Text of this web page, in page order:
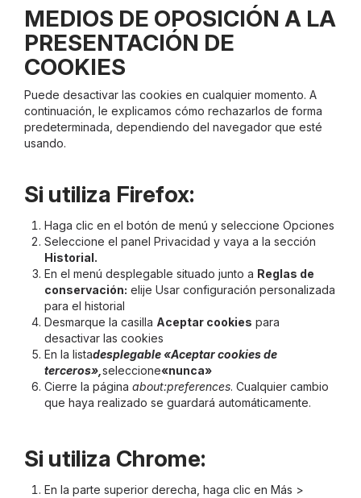
MEDIOS DE OPOSICIÓN A LA
PRESENTACIÓN DE
COOKIES
Puede desactivar las cookies en cualquier momento. A
continuación, le explicamos cómo rechazarlos de forma
predeterminada, dependiendo del navegador que esté
usando.
Si utiliza Firefox:
Haga clic en el botón de menú y seleccione Opciones
Seleccione el panel Privacidad y vaya a la sección
Historial.
En el menú desplegable situado junto a Reglas de
conservación: elije Usar configuración personalizada
para el historial
Desmarque la casilla Aceptar cookies para
desactivar las cookies
En la listadesplegable «Aceptar cookies de
terceros», seleccione«nunca»
Cierre la página about:preferences. Cualquier cambio
que haya realizado se guardará automáticamente.
Si utiliza Chrome:
En la parte superior derecha, haga clic en Más >